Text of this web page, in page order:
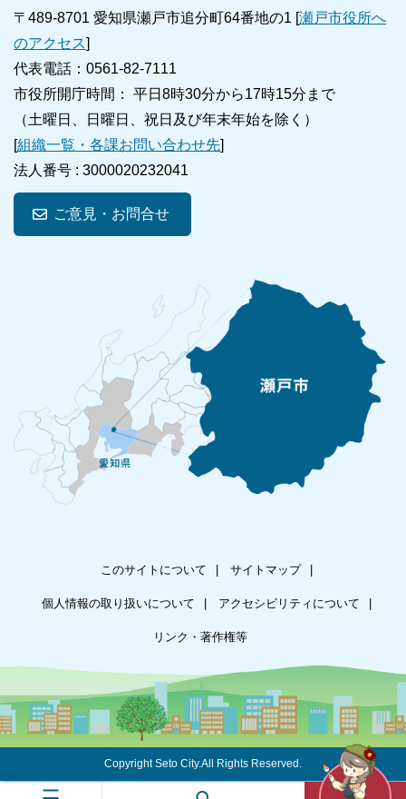
〒489-8701 愛知県瀬戸市追分町64番地の1 [瀬戸市役所へ
のアクセス]
代表電話：0561-82-7111
市役所開庁時間： 平日8時30分から17時15分まで
（土曜日、日曜日、祝日及び年末年始を除く）
[組織一覧・各課お問い合わせ先]
法人番号 : 3000020232041
ご意見・お問合せ
このサイトについて サイトマップ
個人情報の取り扱いについて アクセシビリティについて
リンク・著作権等
Copyright Seto City.All Rights Reserved.